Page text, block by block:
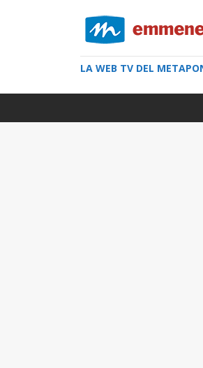
LA WEB TV DEL